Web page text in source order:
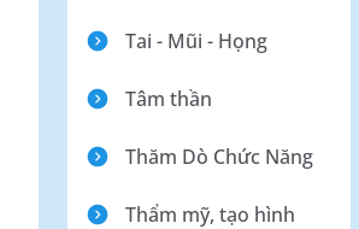
Tai - Mũi - Họng
Tâm thần
Thăm Dò Chức Năng
Thẩm mỹ, tạo hình